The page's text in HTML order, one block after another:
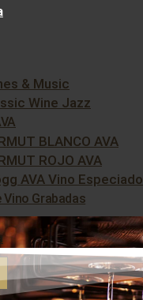
& Music
Wine Jazz
BLANCO AVA
ROJO AVA
AVA Vino Especiado
Vino Grabadas